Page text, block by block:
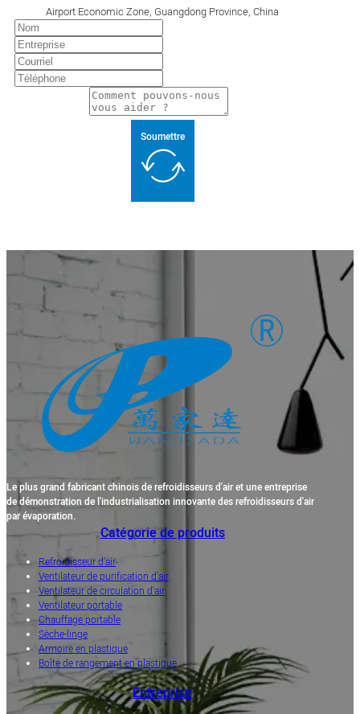
Airport Economic Zone, Guangdong Province, China
Soumettre
Le plus grand fabricant chinois de refroidisseurs d'air et une entreprise
de démonstration de l'industrialisation innovante des refroidisseurs d'air
par évaporation.
Catégorie de produits
Refroidisseur d'air
Ventilateur de purification d'air
Ventilateur de circulation d'air
Ventilateur portable
Chauffage portable
Sèche-linge
Armoire en plastique
Boîte de rangement en plastique
Entreprise